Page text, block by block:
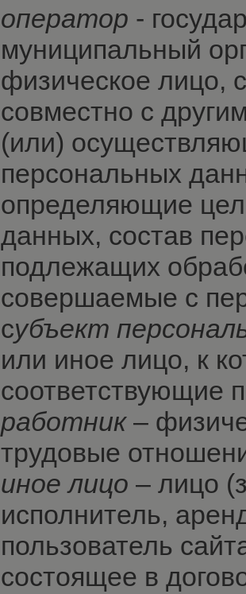
оператор -
муниципальный
физическое лицо,
совместно с
(или)
персональных
определяющие
данных, состав
подлежащих
совершаемые с
субъект
или иное лицо, к
соответствующие
работник–
трудовые
иное лицо – лицо
исполнитель,
пользователь
состоящее в